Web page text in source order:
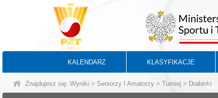
KALENDARZ KLASYFIKACJE
Znajdujesz się: Wyniki > Seniorzy I Amatorzy > Turniej > Drabinki